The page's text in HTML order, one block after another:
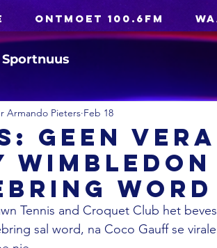
ONTMOET 100.6FM
Sportnuus
Geen
Wimbledon
word
Armando Pieters Feb 18
Tennis and Croquet Club het
sal word, na Coco Gauff se